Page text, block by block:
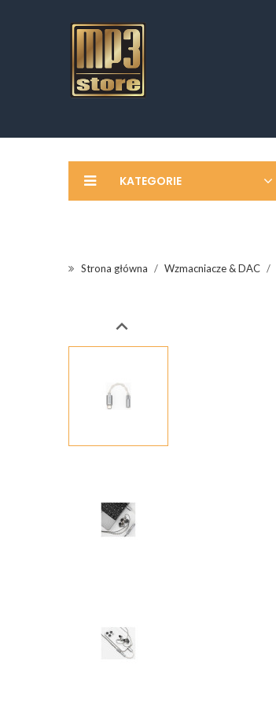
KATEGORIE
Strona główna Wzmacniacze & DAC
